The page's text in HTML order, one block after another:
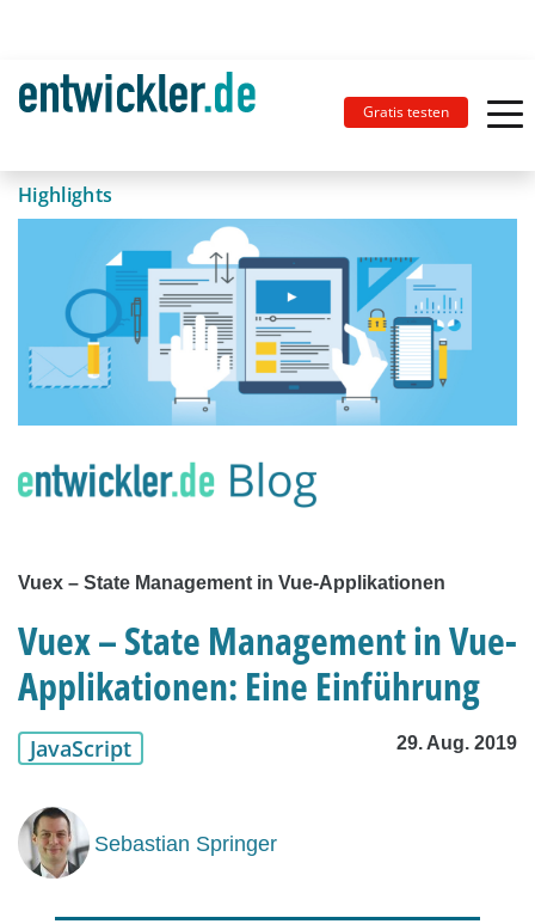
Gratis testen
Highlights
Vuex – State Management in Vue-Applikationen
Vuex – State Management in Vue-
Applikationen: Eine Einführung
JavaScript 29. Aug. 2019
Sebastian Springer